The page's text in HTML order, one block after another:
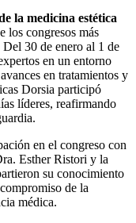
la medicina estética
los congresos más
30 de enero al 1 de
en un entorno
en tratamientos y
Dorsia participó
líderes, reafirmando
en el congreso con
Esther Ristori y la
su conocimiento
de la
médica.